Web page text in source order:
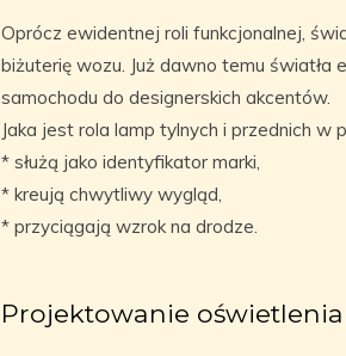
Oprócz ewidentnej roli funkcjonalnej,
biżuterię wozu. Już dawno temu
samochodu do designerskich akcentów.
Jaka jest rola lamp tylnych i przednich
* służą jako identyfikator marki,
* kreują chwytliwy wygląd,
* przyciągają wzrok na drodze.
Projektowanie